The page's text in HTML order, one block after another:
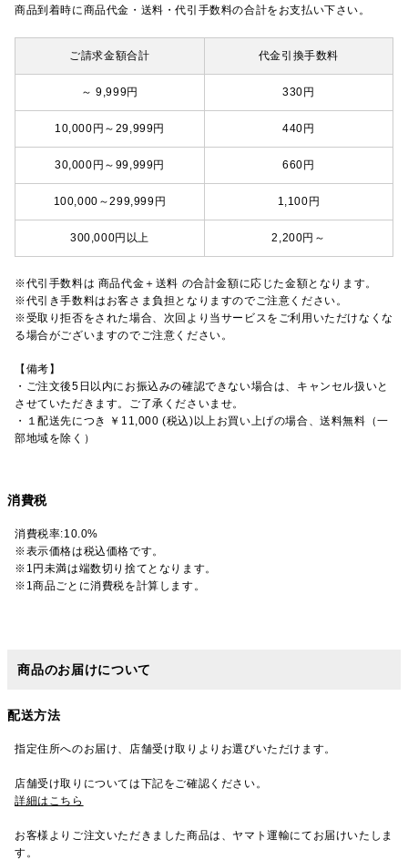
商品到着時に商品代金・送料・代引手数料の合計をお支払い下さい。
ご請求金額合計 代金引換手数料
～ 9,999円 330円
10,000円～29,999円 440円
30,000円～99,999円 660円
100,000～299,999円 1,100円
300,000円以上 2,200円～
※代引手数料は 商品代金＋送料 の合計金額に応じた金額となります。
※代引き手数料はお客さま負担となりますのでご注意ください。
※受取り拒否をされた場合、次回より当サービスをご利用いただけなくな
る場合がございますのでご注意ください。
【備考】
・ご注文後5日以内にお振込みの確認できない場合は、キャンセル扱いと
させていただきます。ご了承くださいませ。
・１配送先につき ￥11,000 (税込)以上お買い上げの場合、送料無料（一
部地域を除く）
消費税
消費税率:10.0%
※表示価格は税込価格です。
※1円未満は端数切り捨てとなります。
※1商品ごとに消費税を計算します。
商品のお届けについて
配送方法
指定住所へのお届け、店舗受け取りよりお選びいただけます。
店舗受け取りについては下記をご確認ください。
詳細はこちら
お客様よりご注文いただきました商品は、ヤマト運輸にてお届けいたしま
す。